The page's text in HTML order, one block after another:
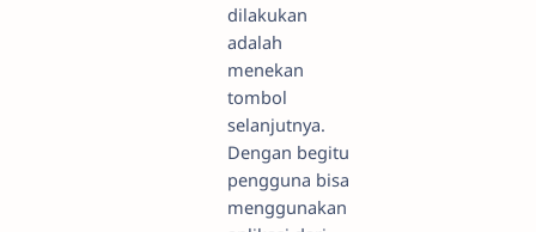
dilakukan
adalah
menekan
tombol
selanjutnya.
Dengan begitu
pengguna bisa
menggunakan